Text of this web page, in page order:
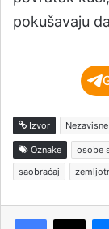
pokušavaju
Izvor
Oznake osobe
saobraćaj